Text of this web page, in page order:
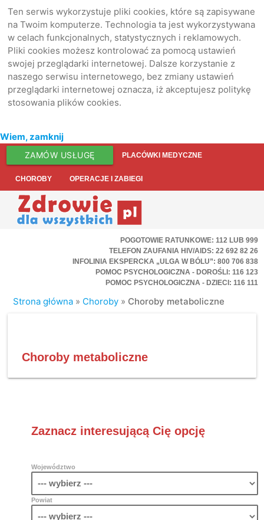
Ten serwis wykorzystuje pliki cookies, które są zapisywane
na Twoim komputerze. Technologia ta jest wykorzystywana
w celach funkcjonalnych, statystycznych i reklamowych.
Pliki cookies możesz kontrolować za pomocą ustawień
swojej przeglądarki internetowej. Dalsze korzystanie z
naszego serwisu internetowego, bez zmiany ustawień
przeglądarki internetowej oznacza, iż akceptujesz politykę
stosowania plików cookies.
Wiem, zamknij
ZAMÓW USŁUGĘ PLACÓWKI MEDYCZNE
CHOROBY OPERACJE I ZABIEGI
POGOTOWIE RATUNKOWE: 112 LUB 999
TELEFON ZAUFANIA HIV/AIDS: 22 692 82 26
INFOLINIA EKSPERCKA „ULGA W BÓLU”: 800 706 838
POMOC PSYCHOLOGICZNA - DOROŚLI: 116 123
POMOC PSYCHOLOGICZNA - DZIECI: 116 111
Strona główna » Choroby » Choroby metaboliczne
Choroby metaboliczne
Zaznacz interesującą Cię opcję
Województwo
Powiat